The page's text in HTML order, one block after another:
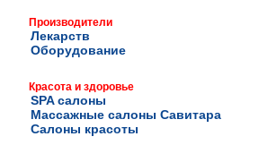
Производители
Лекарств
Оборудование
Красота и здоровье
SPA салоны
Массажные салоны Савитара
Салоны красоты